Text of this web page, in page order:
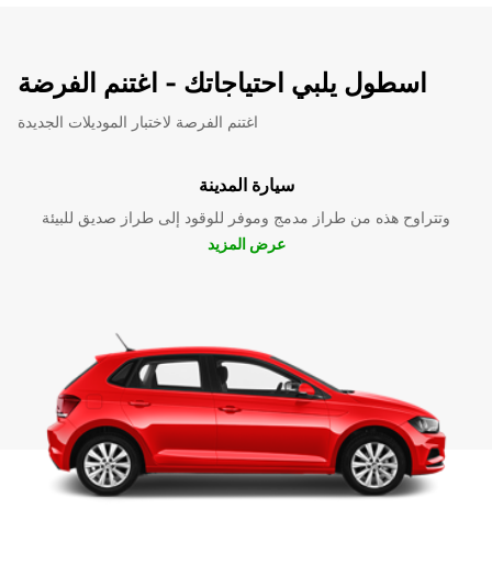
اسطول يلبي احتياجاتك - اغتنم الفرضة
اغتنم الفرصة لاختبار الموديلات الجديدة
سيارة المدينة
وتتراوح هذه من طراز مدمج وموفر للوقود إلى طراز صديق للبيئة
عرض المزيد